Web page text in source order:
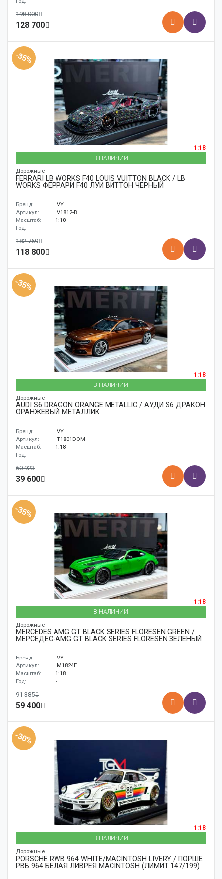
198 000
128 700
-35%
1:18
В НАЛИЧИИ
Дорожные
FERRARI LB WORKS F40 LOUIS VUITTON BLACK / LB
WORKS ФЕРРАРИ F40 ЛУИ ВИТТОН ЧЕРНЫЙ
Бренд:
IVY
Артикул:
IV1812-B
Масштаб:
1:18
Год:
-
182 769
118 800
-35%
1:18
В НАЛИЧИИ
Дорожные
AUDI S6 DRAGON ORANGE METALLIC / АУДИ S6 ДРАКОН
ОРАНЖЕВЫЙ МЕТАЛЛИК
Бренд:
IVY
Артикул:
IT1801DOM
Масштаб:
1:18
Год:
-
60 923
39 600
-35%
1:18
В НАЛИЧИИ
Дорожные
MERCEDES AMG GT BLACK SERIES FLORESEN GREEN /
МЕРСЕДЕС-AMG GT BLACK SERIES FLORESEN ЗЕЛЕНЫЙ
Бренд:
IVY
Артикул:
IM1824E
Масштаб:
1:18
Год:
-
91 385
59 400
-30%
1:18
В НАЛИЧИИ
Дорожные
PORSCHE RWB 964 WHITE/MACINTOSH LIVERY / ПОРШЕ
РВБ 964 БЕЛАЯ ЛИВРЕЯ MACINTOSH (ЛИМИТ 147/199)